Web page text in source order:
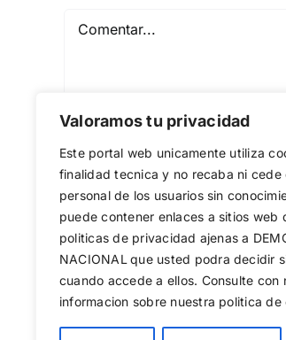
Valoramos tu privacidad
Este portal web unicamente utiliza
finalidad tecnica y no recaba ni
personal de los usuarios sin
puede contener enlaces a sitios web
politicas de privacidad ajenas a
NACIONAL que usted podra decidir
cuando accede a ellos. Consulte con
informacion sobre nuestra politica de
Guardar mi nombre, email y